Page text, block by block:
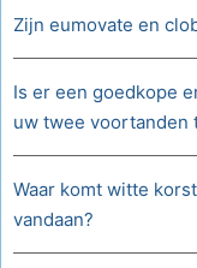
Zijn eumovate en
Is er een goedkope
uw twee voortanden
Waar komt witte
vandaan?